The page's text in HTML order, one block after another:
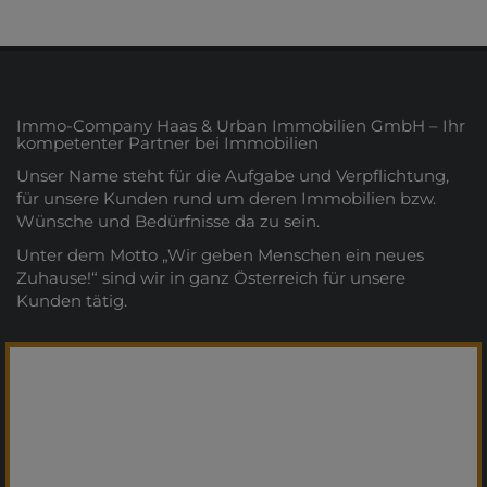
Immo-Company Haas & Urban Immobilien GmbH – Ihr
kompetenter Partner bei Immobilien
Unser Name steht für die Aufgabe und Verpflichtung,
für unsere Kunden rund um deren Immobilien bzw.
Wünsche und Bedürfnisse da zu sein.
Unter dem Motto „Wir geben Menschen ein neues
Zuhause!“ sind wir in ganz Österreich für unsere
Kunden tätig.